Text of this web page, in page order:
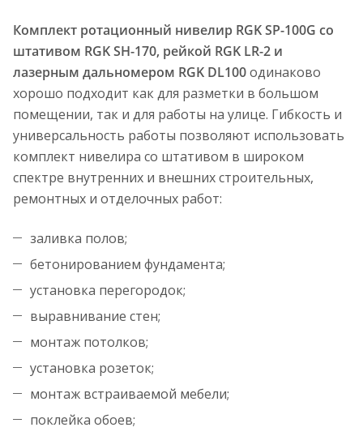
Комплект ротационный нивелир RGK SP-100G со
штативом RGK SH-170, рейкой RGK LR-2 и
лазерным дальномером RGK DL100одинаково
хорошо подходит как для разметки в большом
помещении, так и для работы на улице. Гибкость и
универсальность работы позволяют использовать
комплект нивелира со штативом в широком
спектре внутренних и внешних строительных,
ремонтных и отделочных работ:
заливка полов;
бетонированием фундамента;
установка перегородок;
выравнивание стен;
монтаж потолков;
установка розеток;
монтаж встраиваемой мебели;
поклейка обоев;